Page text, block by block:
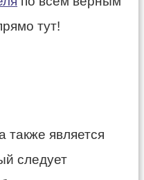
тут!
также является
следует